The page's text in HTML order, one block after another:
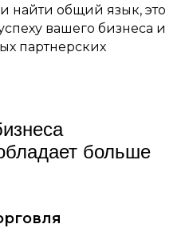
найти общий язык, это
вашего бизнеса и
партнерских
больше